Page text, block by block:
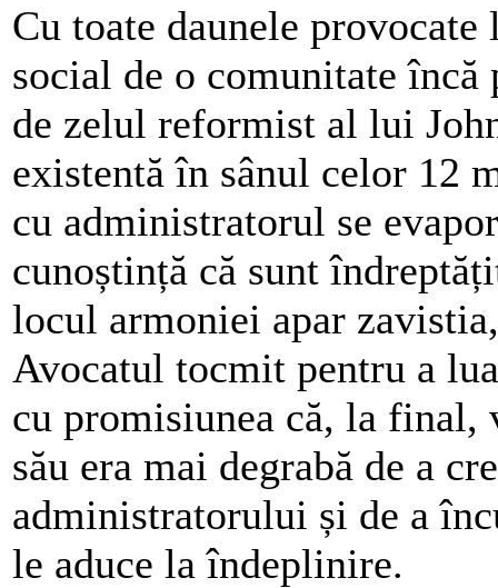
Cu toate daunele
social de o comunitate
de zelul reformist al lui
existentă în sânul celor 12
cu administratorul se
cunoștință că sunt
locul armoniei apar
Avocatul tocmit pentru a
cu promisiunea că, la
său era mai degrabă de a
administratorului și de a
le aduce la îndeplinire.